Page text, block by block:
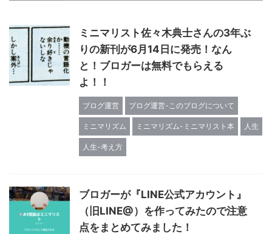
ミニマリスト佐々木典士さんの3年ぶ
りの新刊が6月14日に発売！なん
と！ブロガーは無料でもらえる
よ！！
ブログ運営 ブログ運営-このブログについて
ミニマリズム ミニマリズム-ミニマリスト本 人生
人生-考え方
ブロガーが『LINE公式アカウント』
（旧LINE@）を作ってみたので注意
点をまとめてみました！